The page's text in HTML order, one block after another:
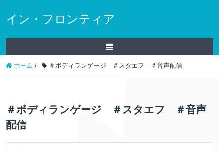
イン・フロンティア
ホーム / ＃ボディランゲージ ＃スタエフ ＃音声配信
＃ボディランゲージ ＃スタエフ ＃音声
配信